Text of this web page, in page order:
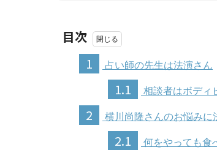
目次
1
占い師の先生は法演さん
1.1 相談者はボディ
2 横川尚隆さんのお悩みに
2.1 何をやっても食